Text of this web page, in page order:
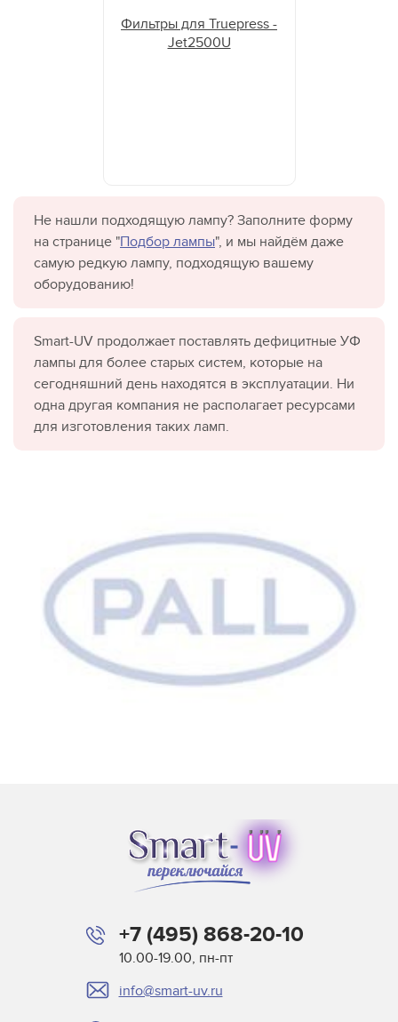
Фильтры для Truepress -
Jet2500U
Не нашли подходящую лампу? Заполните форму
на странице "Подбор лампы", и мы найдём даже
самую редкую лампу, подходящую вашему
оборудованию!
Smart-UV продолжает поставлять дефицитные УФ
лампы для более старых систем, которые на
сегодняшний день находятся в эксплуатации. Ни
одна другая компания не располагает ресурсами
для изготовления таких ламп.
+7 (495) 868-20-10
10.00-19.00, пн-пт
info@smart-uv.ru